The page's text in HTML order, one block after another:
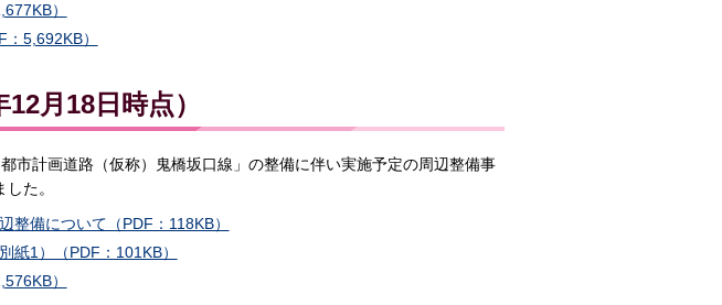
）
5,692KB）
月18日時点）
市計画道路（仮称）鬼橋坂口線」の整備に伴い実施予定の周辺整備事
た。
整備について（PDF：118KB）
紙1）（PDF：101KB）
）